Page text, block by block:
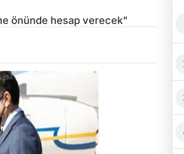
önünde hesap verecek"